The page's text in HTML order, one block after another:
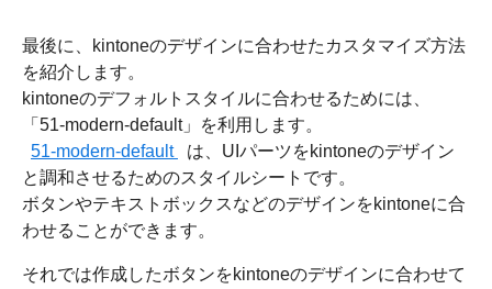
最後に、kintoneのデザインに合わせたカスタマイズ方法
を紹介します。
kintoneのデフォルトスタイルに合わせるためには、
「51-modern-default」を利用します。
51-modern-default
は、UIパーツをkintoneのデザイン
と調和させるためのスタイルシートです。
ボタンやテキストボックスなどのデザインをkintoneに合
わせることができます。
それでは作成したボタンをkintoneのデザインに合わせて